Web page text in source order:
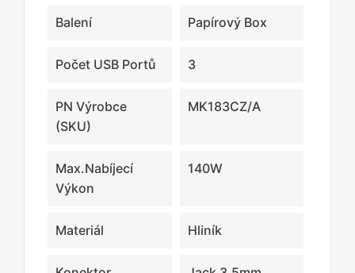
Balení Papírový Box
Počet USB Portů 3
PN Výrobce
(SKU)
MK183CZ/A
Max.nabíjecí
Výkon
140W
Materiál Hliník